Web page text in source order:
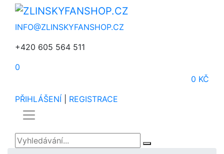
INFO@ZLINSKYFANSHOP.CZ
+420 605 564 511
0
0 KČ
PŘIHLÁŠENÍ
REGISTRACE